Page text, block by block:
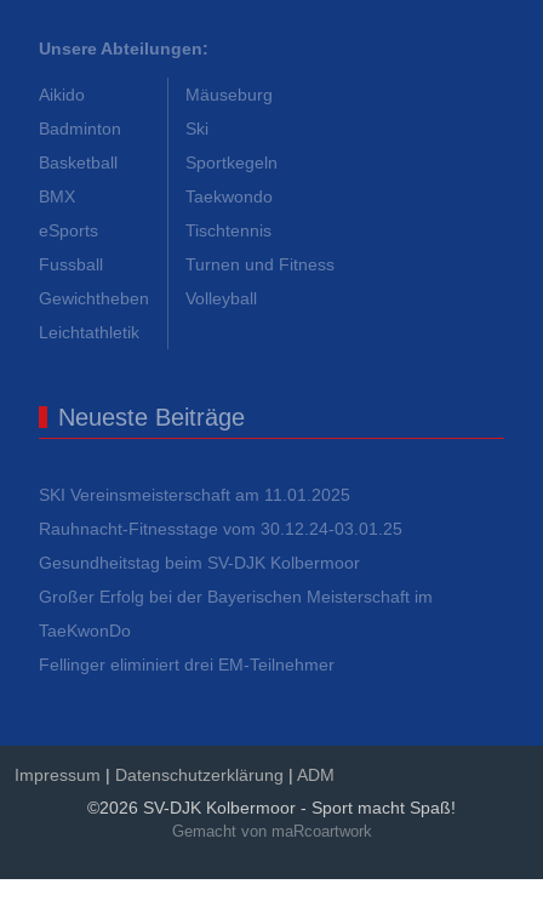
Unsere Abteilungen:
Aikido
Badminton
Basketball
BMX
eSports
Fussball
Gewichtheben
Leichtathletik
Mäuseburg
Ski
Sportkegeln
Taekwondo
Tischtennis
Turnen und Fitness
Volleyball
Neueste Beiträge
SKI Vereinsmeisterschaft am 11.01.2025
Rauhnacht-Fitnesstage vom 30.12.24-03.01.25
Gesundheitstag beim SV-DJK Kolbermoor
Großer Erfolg bei der Bayerischen Meisterschaft im
TaeKwonDo
Fellinger eliminiert drei EM-Teilnehmer
Impressum | Datenschutzerklärung | ADM
©2026 SV-DJK Kolbermoor - Sport macht Spaß!
Gemacht von maRcoartwork